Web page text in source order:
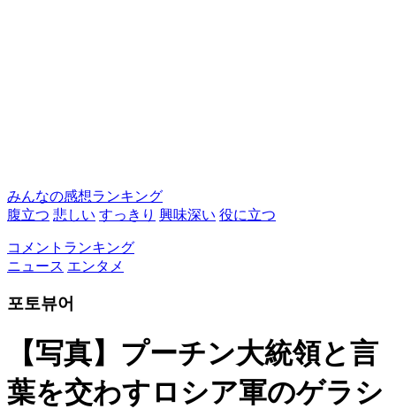
みんなの感想ランキング
腹立つ 悲しい すっきり 興味深い 役に立つ
コメントランキング
ニュース エンタメ
포토뷰어
【写真】プーチン大統領と言
葉を交わすロシア軍のゲラシ